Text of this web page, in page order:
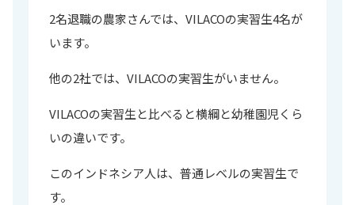
2名退職の農家さんでは、VILACOの実習生4名が
います。
他の2社では、VILACOの実習生がいません。
VILACOの実習生と比べると横綱と幼稚園児くら
いの違いです。
このインドネシア人は、普通レベルの実習生で
す。